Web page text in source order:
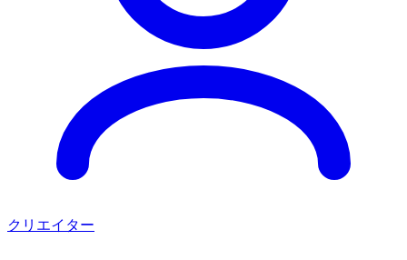
クリエイター